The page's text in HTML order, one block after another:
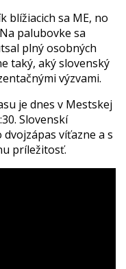
blížiacich sa ME, no
palubovke sa
plný osobných
taký, aký slovenský
výzvami.
je dnes v Mestskej
Slovenskí
víťazne a s
príležitosť.